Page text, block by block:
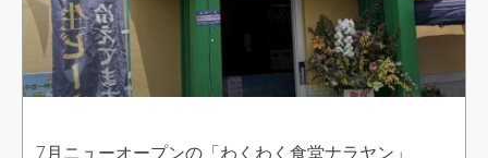
7月ニューオープンの「わくわく食堂ナラヤン」